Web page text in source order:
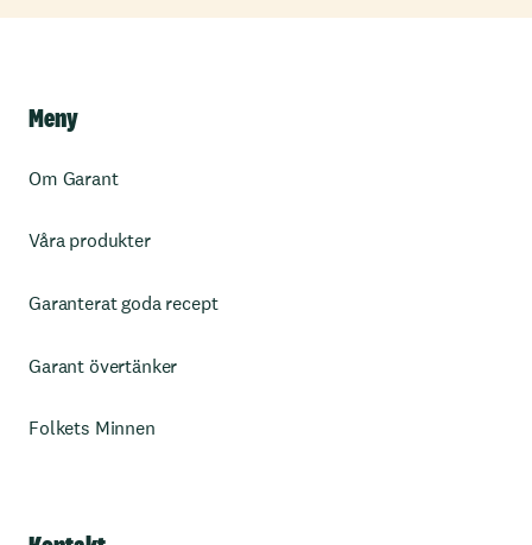
Meny
Om Garant
Våra produkter
Garanterat goda recept
Garant övertänker
Folkets Minnen